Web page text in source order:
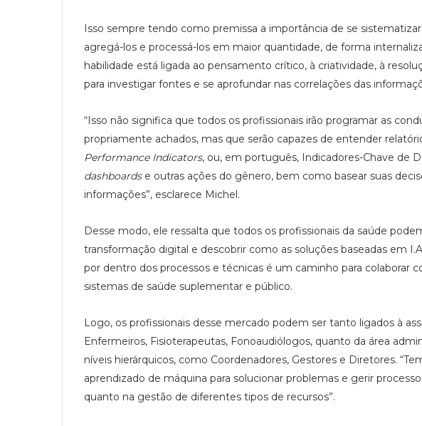
Isso sempre tendo como premissa a importância de se
agregá-los e processá-los em maior quantidade, de forma
habilidade está ligada ao pensamento crítico, à criatividade, à
para investigar fontes e se aprofundar nas correlações das
“Isso não significa que todos os profissionais irão programar as
propriamente achados, mas que serão capazes de entender
Performance Indicators, ou, em português, Indicadores-Chave de
dashboardse outras ações do gênero, bem como basear suas
informações”, esclarece Michel.
Desse modo, ele ressalta que todos os profissionais da saúde
transformação digital e descobrir como as soluções baseadas em
por dentro dos processos e técnicas é um caminho para colaborar
sistemas de saúde suplementar e público.
Logo, os profissionais desse mercado podem ser tanto ligados à
Enfermeiros, Fisioterapeutas, Fonoaudiólogos, quanto da área
níveis hierárquicos, como Coordenadores, Gestores e Diretores.
aprendizado de máquina para solucionar problemas e gerir
quanto na gestão de diferentes tipos de recursos”.